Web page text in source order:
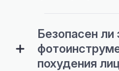
Безопасен ли
похудения